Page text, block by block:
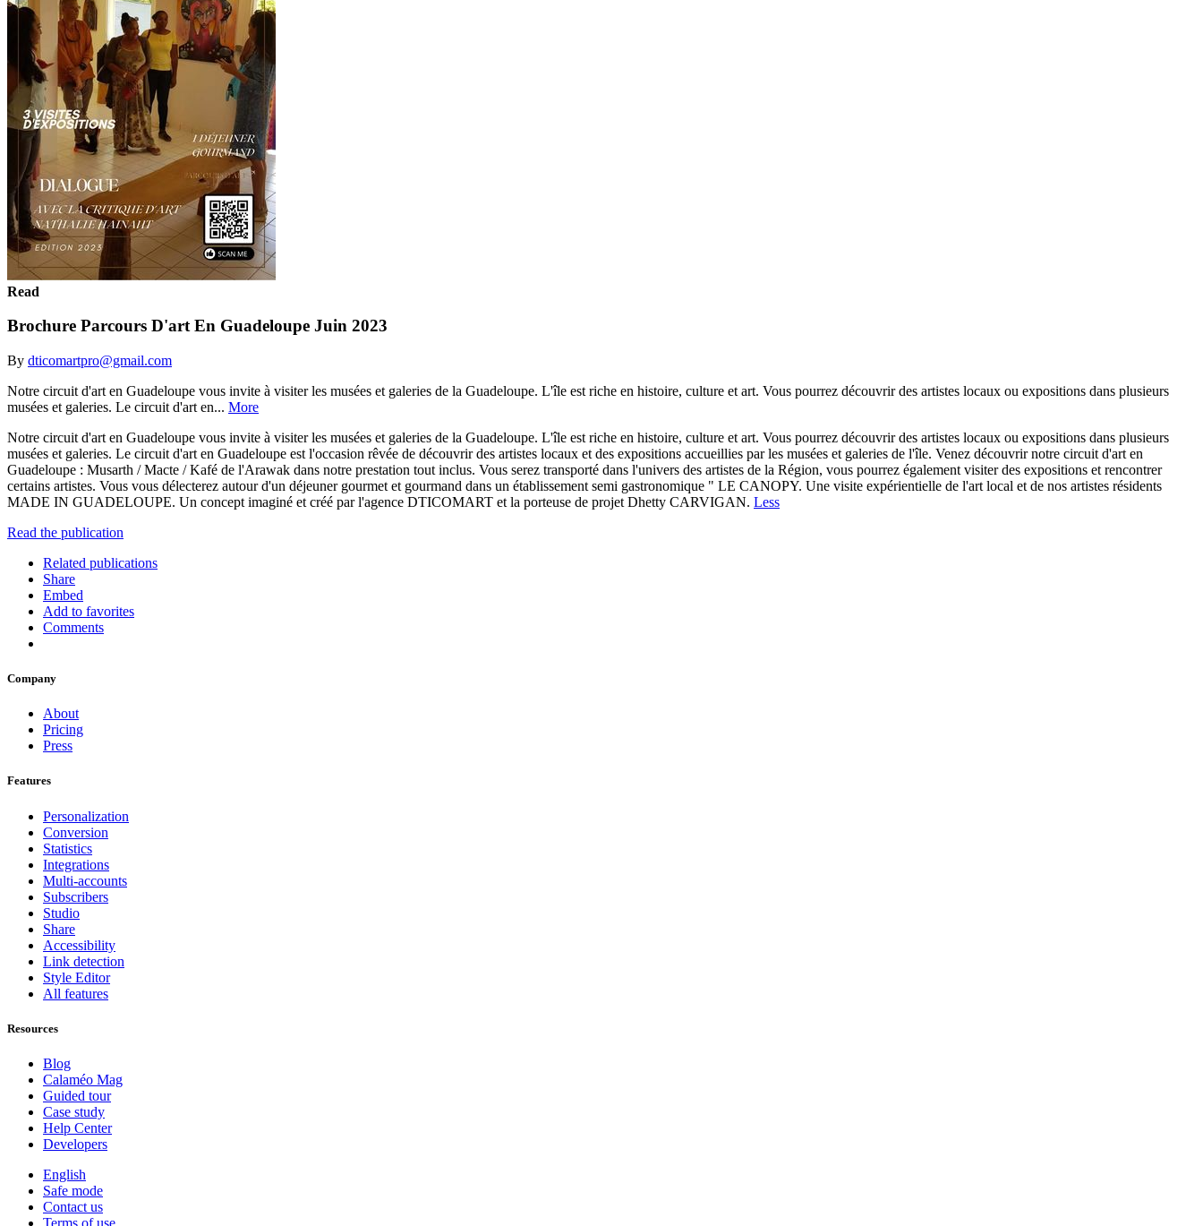
Read
Brochure Parcours D'art En Guadeloupe Juin 2023
By dticomartpro@gmail.com
Notre circuit d'art en Guadeloupe vous invite à visiter les musées et galeries de la Guadeloupe. L'île est riche en histoire, culture et art. Vous pourrez découvrir des artistes locaux ou expositions dans plusieurs
musées et galeries. Le circuit d'art en... More
Notre circuit d'art en Guadeloupe vous invite à visiter les musées et galeries de la Guadeloupe. L'île est riche en histoire, culture et art. Vous pourrez découvrir des artistes locaux ou expositions dans plusieurs
musées et galeries. Le circuit d'art en Guadeloupe est l'occasion rêvée de découvrir des artistes locaux et des expositions accueillies par les musées et galeries de l'île. Venez découvrir notre circuit d'art en
Guadeloupe : Musarth / Macte / Kafé de l'Arawak dans notre prestation tout inclus. Vous serez transporté dans l'univers des artistes de la Région, vous pourrez également visiter des expositions et rencontrer
certains artistes. Vous vous délecterez autour d'un déjeuner gourmet et gourmand dans un établissement semi gastronomique " LE CANOPY. Une visite expérientielle de l'art local et de nos artistes résidents
MADE IN GUADELOUPE. Un concept imaginé et créé par l'agence DTICOMART et la porteuse de projet Dhetty CARVIGAN. Less
Read the publication
Related publications
Share
Embed
Add to favorites
Comments
Company
About
Pricing
Press
Features
Personalization
Conversion
Statistics
Integrations
Multi-accounts
Subscribers
Studio
Share
Accessibility
Link detection
Style Editor
All features
Resources
Blog
Calaméo Mag
Guided tour
Case study
Help Center
Developers
English
Safe mode
Contact us
Terms of use